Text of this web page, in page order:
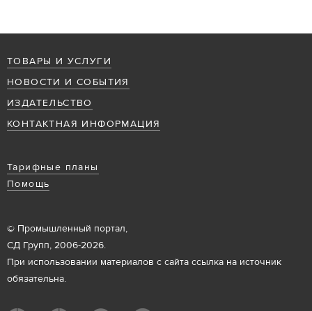
ТОВАРЫ И УСЛУГИ
НОВОСТИ И СОБЫТИЯ
ИЗДАТЕЛЬСТВО
КОНТАКТНАЯ ИНФОРМАЦИЯ
Тарифные планы
Помощь
© Промышленный портал,
СД Групп, 2006-2026.
При использовании материалов с сайта ссылка на источник
обязательна.